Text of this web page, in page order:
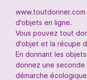
d'objets en ligne.
Vous pouvez tout
d'objet et la récupe
En donnant les
donnez une
démarche